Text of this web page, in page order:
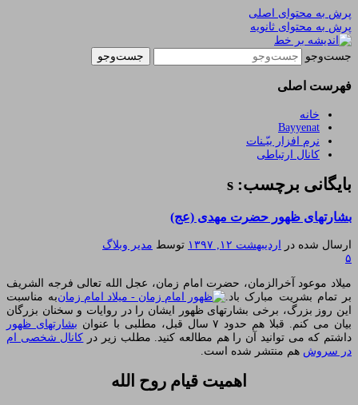
پرش به محتوای اصلی
پرش به محتوای ثانویه
اندیشه بر خط
یادداشتهای یک معلم در باب زندگی، اخلاق، اخبار،
علم و سیاست
جست‌وجو
فهرست اصلی
خانه
Bayyenat
نرم افزار بیّـنات
کانال ارتباطی
بایگانی برچسب: s
بشارتهای ظهور حضرت مهدی (عج)
ارسال شده در اردیبهشت ۱۲, ۱۳۹۷ توسط مدیر وبلاگ
۵
میلاد موعود آخرالزمان، حضرت امام زمان، عجل الله تعالی فرجه الشریف
بر تمام بشریت مبارک باد.
به مناسبت
این روز بزرگ، برخی بشارتهای ظهور ایشان را در روایات و سخنان بزرگان
بیان می کنم. قبلا هم حدود ۷ سال قبل، مطلبی با عنوان
بشارتهای ظهور
داشتم که می توانید آن را هم مطالعه کنید. مطلب زیر در کانال شخصی ام
در سروش هم منتشر شده است.
اهمیت قیام روح الله